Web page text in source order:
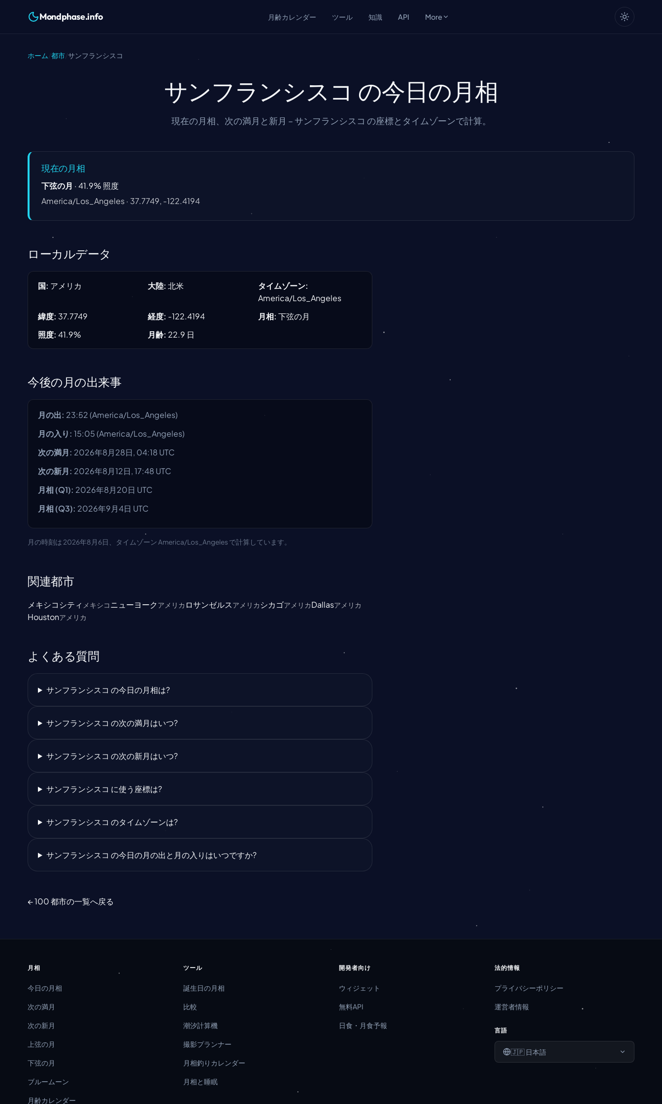
Mondphase.info 月齢カレンダー ツール 知識 API More
ホーム 都市 サンフランシスコ
サンフランシスコ の今日の月相
現在の月相、次の満月と新月 – サンフランシスコ の座標とタイムゾーンで計算。
現在の月相
下弦の月 · 41.9% 照度
America/Los_Angeles· 37.7749, -122.4194
ローカルデータ
国: アメリカ 大陸: 北米 タイムゾーン:
America/Los_Angeles
緯度: 37.7749 経度: -122.4194 月相: 下弦の月
照度: 41.9% 月齢: 22.9 日
今後の月の出来事
月の出: 23:52(America/Los_Angeles)
月の入り : 15:05(America/Los_Angeles)
次の満月 : 2026年8月28日, 04:18 UTC
次の新月 : 2026年8月12日, 17:48 UTC
月相 (Q1): 2026年8月20日 UTC
月相 (Q3): 2026年9月4日 UTC
月の時刻は 2026年8月6日、タイムゾーン America/Los_Angeles で計算しています。
関連都市
メキシコシティ メキシコニューヨークアメリカ ロサンゼルスアメリカ シカゴアメリカDallasアメリカ
Houstonアメリカ
よくある質問
サンフランシスコ の今日の月相は?
サンフランシスコ の次の満月はいつ?
サンフランシスコ の次の新月はいつ?
サンフランシスコ に使う座標は?
サンフランシスコ のタイムゾーンは?
サンフランシスコ の今日の月の出と月の入りはいつですか?
← 100 都市の一覧へ戻る
月相
今日の月相
次の満月
次の新月
上弦の月
下弦の月
ブルームーン
月齢カレンダー
ツール
誕生日の月相
比較
潮汐計算機
撮影プランナー
月相釣りカレンダー
月相と睡眠
開発者向け
ウィジェット
無料API
日食・月食予報
法的情報
プライバシーポリシー
運営者情報
言語
🇯🇵 日本語